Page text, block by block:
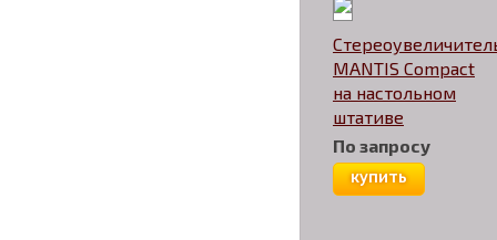
MANTIS Compact
на настольном
штативе
По запросу
купить